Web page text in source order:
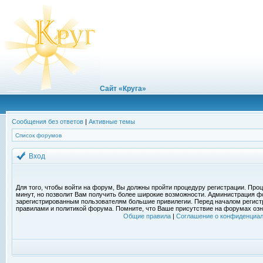
Сайт «Круга»
Сообщения без ответов | Активные темы
Список форумов
Вход
Для того, чтобы войти на форум, Вы должны пройти процедуру регистрации.
минут, но позволит Вам получить более широкие возможности. Администрация
зарегистрированным пользователям большие привилегии. Перед началом
правилами и политикой форума. Помните, что Ваше присутствие на форумах
Общие правила| Соглашение о